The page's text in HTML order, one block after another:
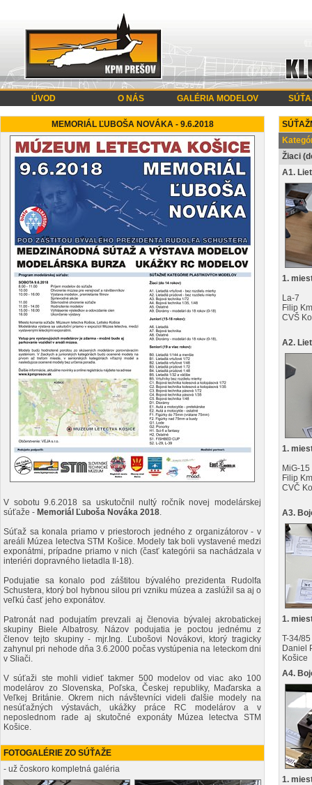
ÚVOD O NÁS GALÉRIA MODELOV
MEMORIÁL ĽUBOŠA NOVÁKA - 9.6.2018
V sobotu 9.6.2018 sa uskutočnil nultý ročník novej modelárskej
súťaže - Memoriál Ľuboša Nováka 2018.
Súťaž sa konala priamo v priestoroch jedného z organizátorov - v
areáli Múzea letectva STM Košice. Modely tak boli vystavené medzi
exponátmi, prípadne priamo v nich (časť kategórii sa nachádzala v
interiéri dopravného lietadla Il-18).
Podujatie sa konalo pod záštitou bývalého prezidenta Rudolfa
Schustera, ktorý bol hybnou silou pri vzniku múzea a zaslúžil sa aj o
veľkú časť jeho exponátov.
Patronát nad podujatím prevzali aj členovia bývalej akrobatickej
skupiny Biele Albatrosy. Názov podujatia je poctou jednému z
členov tejto skupiny - mjr.Ing. Ľubošovi Novákovi, ktorý tragicky
zahynul pri nehode dňa 3.6.2000 počas vystúpenia na leteckom dni
v Sliači.
V súťaži ste mohli vidieť takmer 500 modelov od viac ako 100
modelárov zo Slovenska, Poľska, Českej republiky, Maďarska a
Veľkej Británie. Okrem nich návštevníci videli ďalšie modely na
nesúťažných výstavách, ukážky práce RC modelárov a v
neposlednom rade aj skutočné exponáty Múzea letectva STM
Košice.
FOTOGALÉRIE ZO SÚŤAŽE
- už čoskoro kompletná galéria
Žiaci
A1.
1.
La-7
Filip
CVŠ
A2.
1.
MiG-15
Filip
CVČ
A3.
1.
T-34/85
Daniel
Košice
A4.
1.